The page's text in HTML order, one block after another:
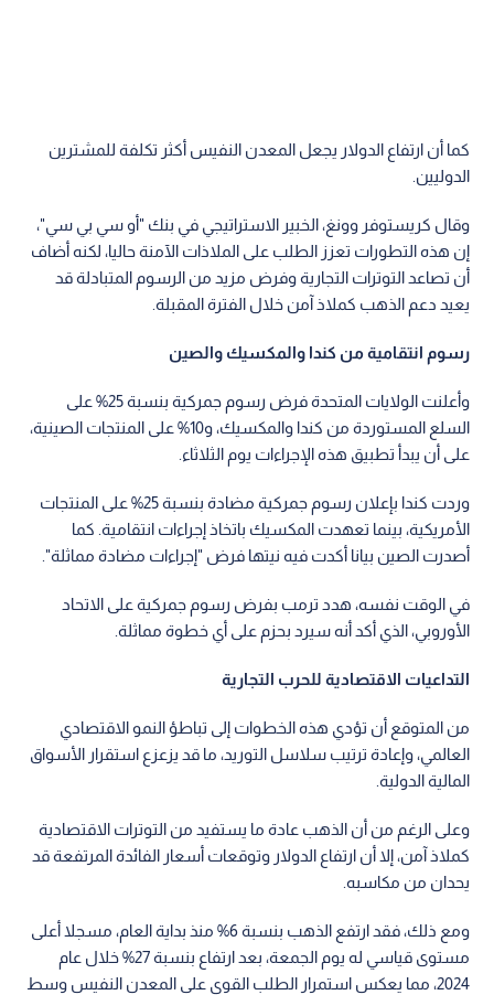
كما أن ارتفاع الدولار يجعل المعدن النفيس أكثر تكلفة للمشترين
الدوليين.
وقال كريستوفر وونغ، الخبير الاستراتيجي في بنك "أو سي بي سي"،
إن هذه التطورات تعزز الطلب على الملاذات الآمنة حاليا، لكنه أضاف
أن تصاعد التوترات التجارية وفرض مزيد من الرسوم المتبادلة قد
يعيد دعم الذهب كملاذ آمن خلال الفترة المقبلة.
رسوم انتقامية من كندا والمكسيك والصين
وأعلنت الولايات المتحدة فرض رسوم جمركية بنسبة 25% على
السلع المستوردة من كندا والمكسيك، و10% على المنتجات الصينية،
على أن يبدأ تطبيق هذه الإجراءات يوم الثلاثاء.
وردت كندا بإعلان رسوم جمركية مضادة بنسبة 25% على المنتجات
الأمريكية، بينما تعهدت المكسيك باتخاذ إجراءات انتقامية. كما
أصدرت الصين بيانا أكدت فيه نيتها فرض "إجراءات مضادة مماثلة".
في الوقت نفسه، هدد ترمب بفرض رسوم جمركية على الاتحاد
الأوروبي، الذي أكد أنه سيرد بحزم على أي خطوة مماثلة.
التداعيات الاقتصادية للحرب التجارية
من المتوقع أن تؤدي هذه الخطوات إلى تباطؤ النمو الاقتصادي
العالمي، وإعادة ترتيب سلاسل التوريد، ما قد يزعزع استقرار الأسواق
المالية الدولية.
وعلى الرغم من أن الذهب عادة ما يستفيد من التوترات الاقتصادية
كملاذ آمن، إلا أن ارتفاع الدولار وتوقعات أسعار الفائدة المرتفعة قد
يحدان من مكاسبه.
ومع ذلك، فقد ارتفع الذهب بنسبة 6% منذ بداية العام، مسجلا أعلى
مستوى قياسي له يوم الجمعة، بعد ارتفاع بنسبة 27% خلال عام
2024، مما يعكس استمرار الطلب القوي على المعدن النفيس وسط